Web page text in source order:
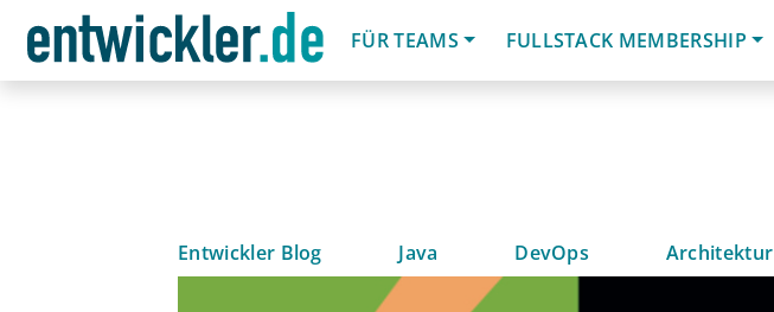
FÜR TEAMS
FULLSTACK MEMBERSHIP
Entwickler Blog Java DevOps Architektur